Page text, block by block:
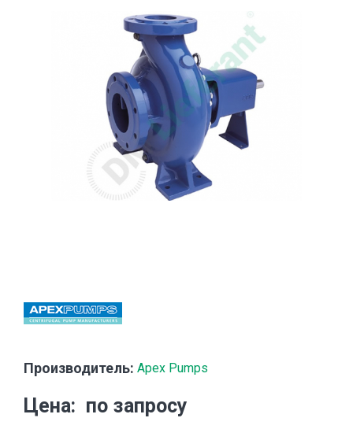
Производитель: Apex Pumps
Цена по запросу